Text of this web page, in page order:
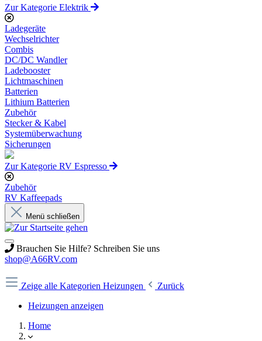
Zur Kategorie Elektrik
Ladegeräte
Wechselrichter
Combis
DC/DC Wandler
Ladebooster
Lichtmaschinen
Batterien
Lithium Batterien
Zubehör
Stecker & Kabel
Systemüberwachung
Sicherungen
Zur Kategorie RV Espresso
Zubehör
RV Kaffeepads
Menü schließen
Brauchen Sie Hilfe? Schreiben Sie uns
shop@A66RV.com
Zeige alle Kategorien Heizungen
Zurück
Heizungen anzeigen
Home